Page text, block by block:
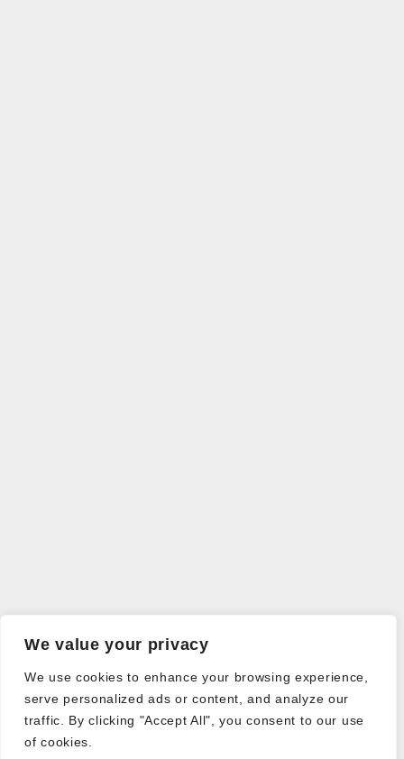
We value your privacy
We use cookies to enhance your browsing experience,
serve personalized ads or content, and analyze our
traffic. By clicking "Accept All", you consent to our use
of cookies.